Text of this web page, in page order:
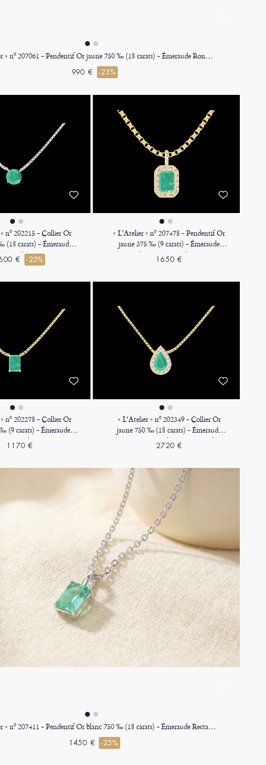
« L'Atelier » nº 207061 - Pendentif Or jaune 750 ‰ (18 carats) - Émeraude Rond 0.3 carat - Halo Diamant - Sertissage Diamant - Pas de chaîne
990 € -23%
nº 202215 - Collier Or
(18 carats) - Émeraude
- Chaîne Vénitienne
€ -25%
« L'Atelier » nº 207478 - Pendentif Or
jaune 375 ‰ (9 carats) - Émeraude
Rectangle 0.3 carat - Halo Diamant -
Sertissage Diamant - Chaîne
1650 €
nº 202278 - Collier Or
(9 carats) - Émeraude
carat - Chaîne Vénitienne
1170 €
« L'Atelier » nº 202349 - Collier Or
jaune 750 ‰ (18 carats) - Émeraude
Poire 0.3 carat - Halo Diamant - Chaîne
Vénitienne
2720 €
« L'Atelier » nº 207411 - Pendentif Or blanc 750 ‰ (18 carats) - Émeraude Rectangle 0.3 carat - Chaîne Forçat
1450 € -25%